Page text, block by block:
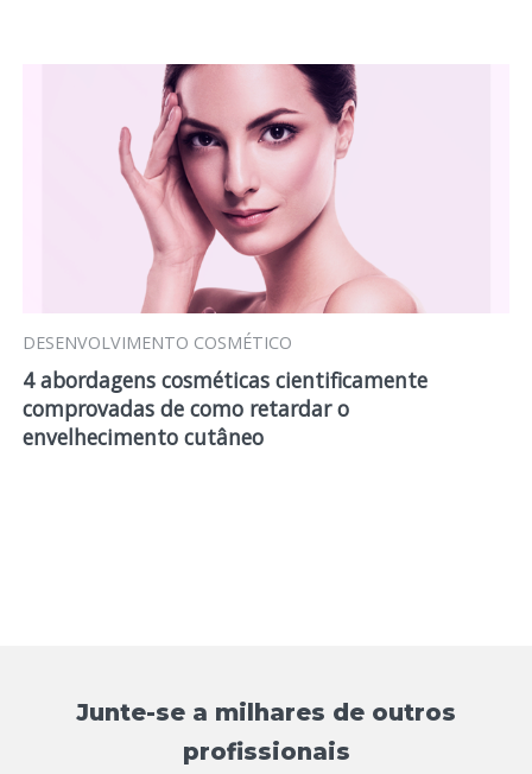
DESENVOLVIMENTO COSMÉTICO
4 abordagens cosméticas cientificamente
comprovadas de como retardar o
envelhecimento cutâneo
Junte-se a milhares de outros
profissionais